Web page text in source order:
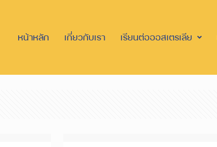
หน้าหลัก เกี่ยวกับเรา เรียนต่อออสเตรเลีย